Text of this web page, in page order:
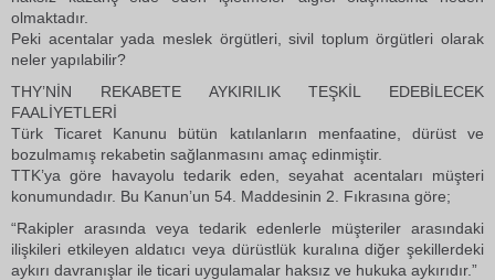
olmaktadır.
Peki acentalar yada meslek örgütleri, sivil toplum örgütleri olarak
neler yapılabilir?
THY’NİN REKABETE AYKIRILIK TEŞKİL EDEBİLECEK
FAALİYETLERİ
Türk Ticaret Kanunu bütün katılanların menfaatine, dürüst ve
bozulmamış rekabetin sağlanmasını amaç edinmiştir.
TTK’ya göre havayolu tedarik eden, seyahat acentaları müşteri
konumundadır. Bu Kanun’un 54. Maddesinin 2. Fıkrasına göre;
“Rakipler arasında veya tedarik edenlerle müşteriler arasındaki
ilişkileri etkileyen aldatıcı veya dürüstlük kuralına diğer şekillerdeki
aykırı davranışlar ile ticari uygulamalar haksız ve hukuka aykırıdır.”